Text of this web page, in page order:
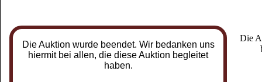
Die Auktion wurde beendet. Wir bedanken uns
hiermit bei allen, die diese Auktion begleitet
haben.
Die